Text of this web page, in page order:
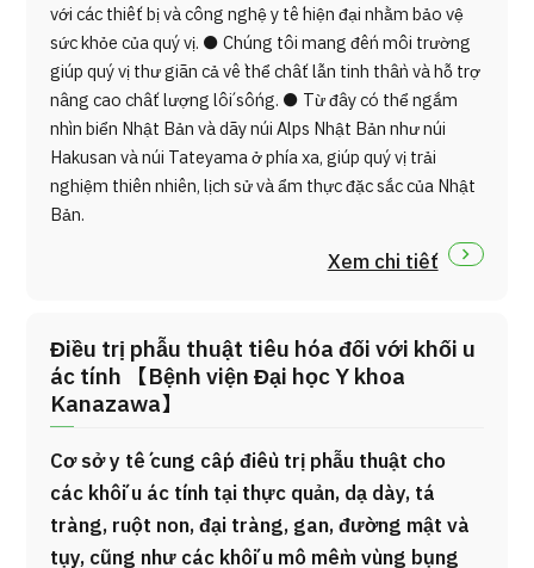
với các thiết bị và công nghệ y tế hiện đại nhằm bảo vệ
sức khỏe của quý vị. ● Chúng tôi mang đến môi trường
giúp quý vị thư giãn cả về thể chất lẫn tinh thần và hỗ trợ
nâng cao chất lượng lối sống. ● Từ đây có thể ngắm
nhìn biển Nhật Bản và dãy núi Alps Nhật Bản như núi
Hakusan và núi Tateyama ở phía xa, giúp quý vị trải
nghiệm thiên nhiên, lịch sử và ẩm thực đặc sắc của Nhật
Bản.
Xem chi tiết
Điều trị phẫu thuật tiêu hóa đối với khối u
ác tính 【Bệnh viện Đại học Y khoa
Kanazawa】
Cơ sở y tế cung cấp điều trị phẫu thuật cho
các khối u ác tính tại thực quản, dạ dày, tá
tràng, ruột non, đại tràng, gan, đường mật và
tụy, cũng như các khối u mô mềm vùng bụng